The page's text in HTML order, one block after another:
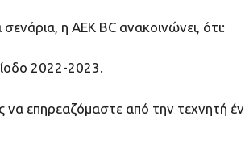
η ΑΕΚ ΒC ανακοινώνει, ότι:
2022-2023.
επηρεαζόμαστε από την τεχνητή